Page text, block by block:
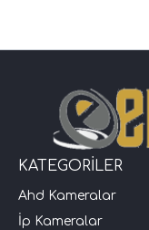
KATEGORİLER
Ahd Kameralar
İp Kameralar